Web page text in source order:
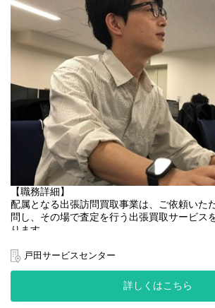
スタッフ間の連携が取りやすく、働きやすい
自分の意見を形にすることができ、言われた
に行うのではなく、今までにない新しいサー
土、文化が根付いるのが当社のカスタマーサ
顧客視点で「こんなサービスがあったらいい
視点で「こういった取組みを行ってみよう」
という観点で意見交換しながら、一緒にサー
たいと思います。
【仕事の魅力・やりがい】
・無いものを形にすること、ゼロをイチにす
で創り上げる経験を得られます
・社内外の複数の方と接することも多く、コ
大切に、一緒にサービスを創り上げていくこ
・受付業務だけでなく、当社の出張買取の依
にも携われます。
査定業務を支援する社内システムも充実して
い方でも全く問題ございません。
お客様非対面での業務となるため、先輩や周
ながらしっかり学んでいくことができます。
▼キャリアパスについて
まずは本部査定員として業務にあたり、その
向をふまえて
マネジメント職やスペシャリスト職など目標
っていただきます。
＜マネジメント職一例＞
本部査定員スタッフ→副グループ長→グルー
＜スペシャリスト職一例＞
本部査定員スタッフ→チーフバイヤー→統括
【職務内容】
・アパレル（ファッション）雑貨・インテリ
・アパレル（ファッション）雑貨・インテリ
作成 等
事業長1名（男性・30代）
【職務詳細】
配属となる出張訪問買取事業は、ご依頼いた
問し、その場で査定を行う出張買取サービス
ります。
にご満足いただける接客、査定対応を行うこ
ます。
同部署に所属する訪問査定員の査定補助業務(
ト)を主に担当していただく予定です。
戸田サービスセンター
詳しくはこちら